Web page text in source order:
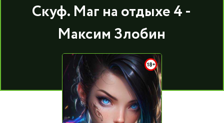
Скуф. Маг на отдыхе 4 -
Максим Злобин